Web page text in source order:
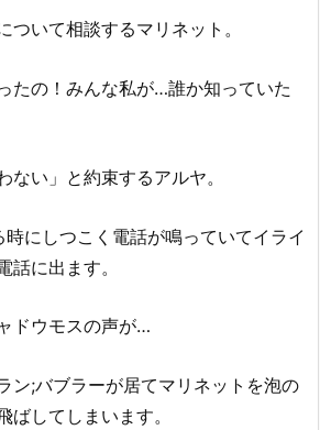
ついて相談するマリネット。
たの！みんな私が…誰か知っていた
ない」と約束するアルヤ。
にしつこく電話が鳴っていてイライ
話に出ます。
ドウモスの声が…
ン;バブラーが居てマリネットを泡の
ばしてしまいます。